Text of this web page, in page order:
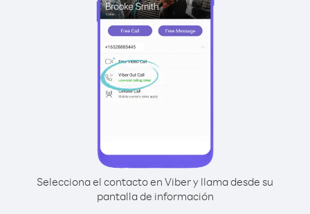
Selecciona el contacto en Viber y llama desde su
pantalla de información